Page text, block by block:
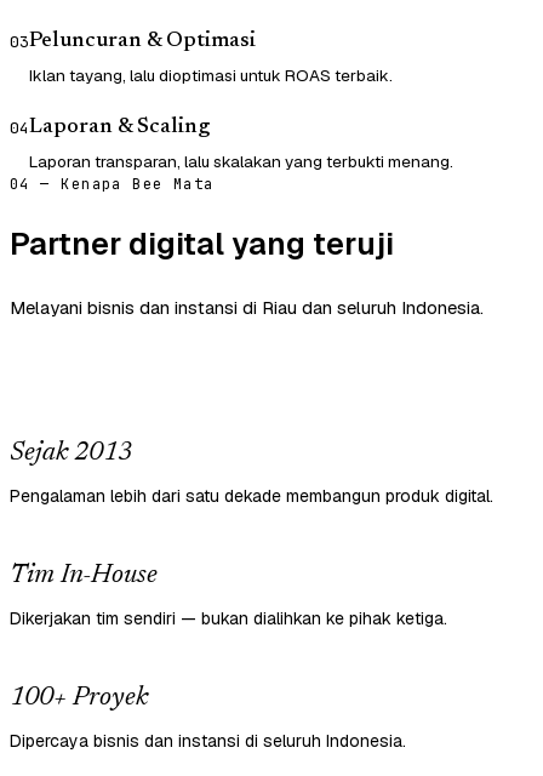
03Peluncuran & Optimasi
Iklan tayang, lalu dioptimasi untuk ROAS terbaik.
04Laporan & Scaling
Laporan transparan, lalu skalakan yang terbukti menang.
04 — Kenapa Bee Mata
Partner digital yang teruji
Melayani bisnis dan instansi di Riau dan seluruh Indonesia.
Sejak 2013
Pengalaman lebih dari satu dekade membangun produk digital.
Tim In-House
Dikerjakan tim sendiri — bukan dialihkan ke pihak ketiga.
100+ Proyek
Dipercaya bisnis dan instansi di seluruh Indonesia.